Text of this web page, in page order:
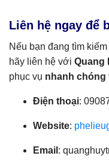
Liên hệ ngay để
Nếu bạn đang tìm
hãy liên hệ với Quang
phục vụ nhanh chóng
Điện thoại:
Website:
Email :